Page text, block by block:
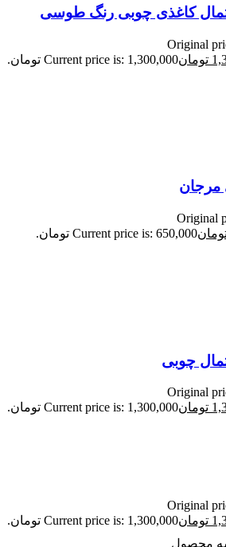
کاغذی چوبی رنگ طوسی
Original
تومانCurrent price is: 1,300,000 تومان.
مرجان
Original
Current price is: 650,000 تومان.
چوبی
Original
تومانCurrent price is: 1,300,000 تومان.
Original
تومانCurrent price is: 1,300,000 تومان.